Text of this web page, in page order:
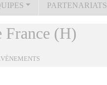
PARTENARIATS
France (H)